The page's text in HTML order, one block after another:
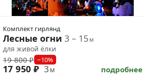
Комплект гирлянд
Лесные огни 3 – 15м
для живой ёлки
19 800 ₽ −10%
17 950 ₽ 3м подробнее